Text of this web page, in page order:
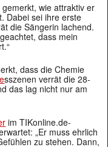
wie attraktiv er
Dabei sei ihre erste
die Sängerin lachend.
dass mein
dass die Chemie
sszenen verrät die 28-
das lag nicht nur am
im TIKonline.de-
„Er muss ehrlich
zu stehen. Dann,